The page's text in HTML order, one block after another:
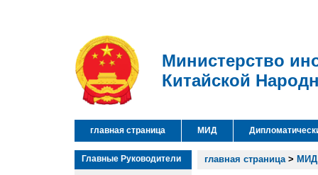
Министерство
Китайской
главная страница МИД
Главные Руководители главная страница> МИД